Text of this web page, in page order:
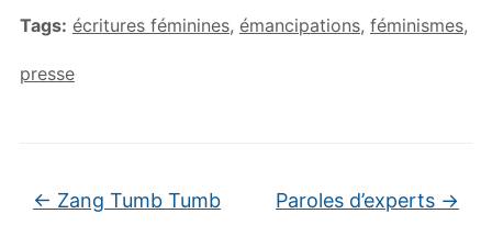
Tags: écritures féminines, émancipations, féminismes,
presse
← Zang Tumb Tumb Paroles d’experts →